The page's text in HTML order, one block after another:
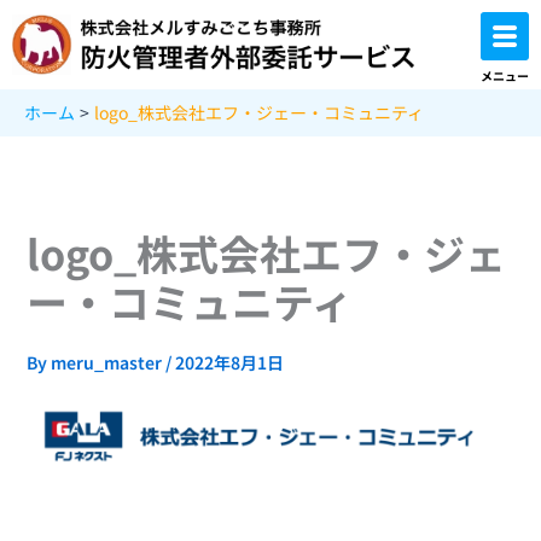
容
を
メニュー
ホーム logo_株式会社エフ・ジェー・コミュニティ
logo_株式会社エフ・ジェ
ー・コミュニティ
By meru_master /2022年8月1日